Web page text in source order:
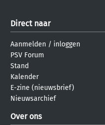
Direct naar
Aanmelden / inloggen
PSV Forum
Stand
Kalender
E-zine (nieuwsbrief)
Nieuwsarchief
Over ons